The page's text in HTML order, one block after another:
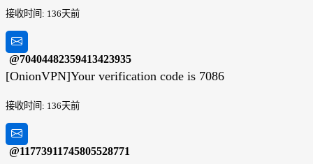
接收时间: 136天前
@70404482359413423935
[OnionVPN]Your verification code is 7086
接收时间: 136天前
@11773911745805528771